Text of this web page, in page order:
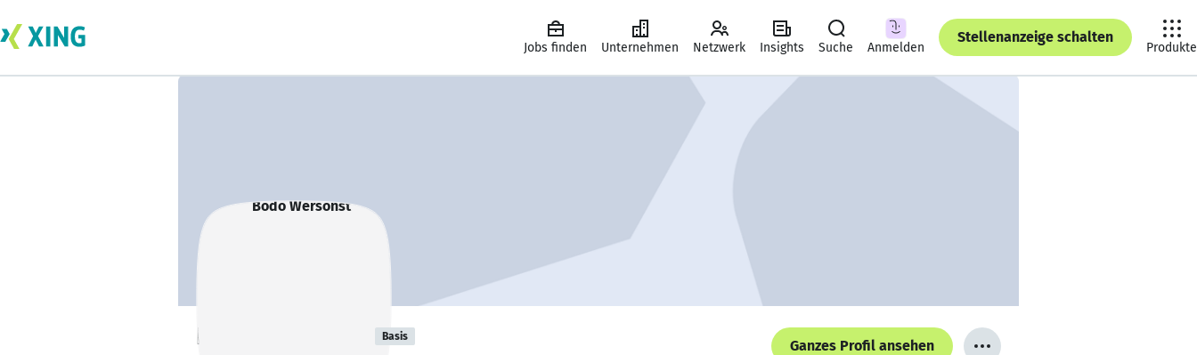
Jobs finden Unternehmen Netzwerk Insights Suche Anmelden
Stellenanzeige schalten
Produkte
Bodo Wersonst Basis
Ganzes Profil ansehen